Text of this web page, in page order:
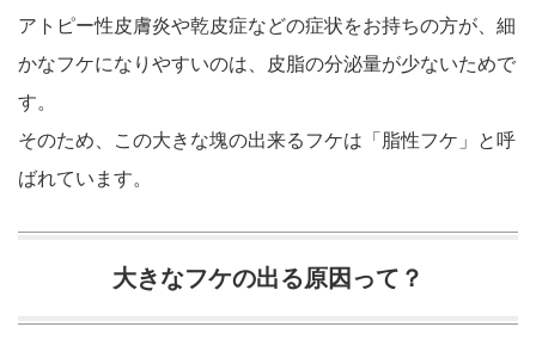
アトピー性皮膚炎や乾皮症などの症状をお持ちの方が、細
かなフケになりやすいのは、皮脂の分泌量が少ないためで
す。
そのため、この大きな塊の出来るフケは「脂性フケ」と呼
ばれています。
大きなフケの出る原因って？